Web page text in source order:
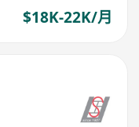
$18K-22K/月